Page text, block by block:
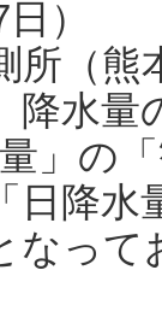
）
所（熊
降水
」の
日降
なっ